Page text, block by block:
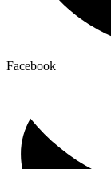
Facebook